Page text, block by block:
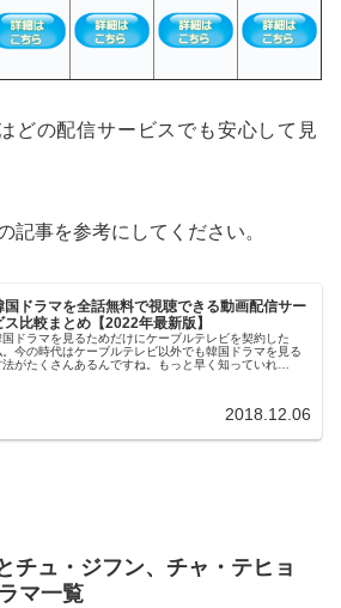
どの配信サービスでも安心して見
記事を参考にしてください。
国ドラマを全話無料で視聴できる動画配信サー
ス比較まとめ【2022年最新版】
国ドラマを見るためだけにケーブルテレビを契約した
。今の時代はケーブルテレビ以外でも韓国ドラマを見る
法がたくさんあるんですね。もっと早く知っていれ
2018.12.06
チュ・ジフン、チャ・テヒョ
マ一覧